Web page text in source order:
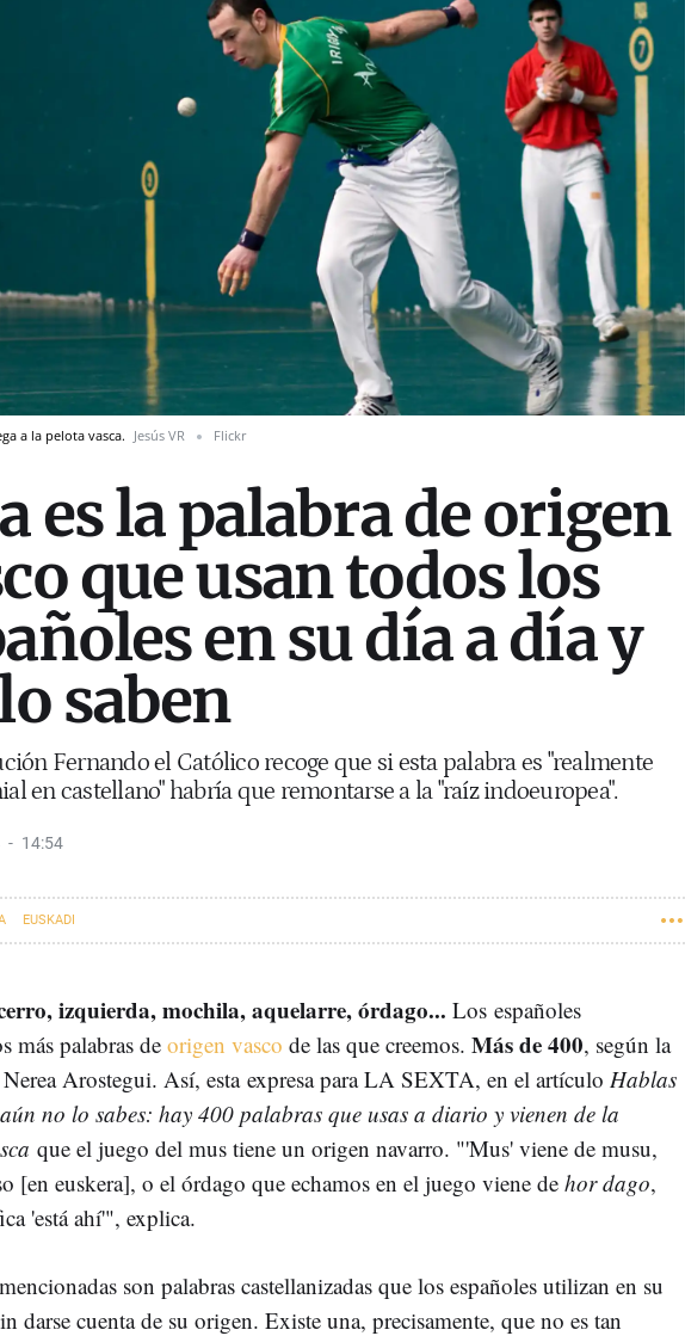
a la pelota vasca. Jesús VR
Flickr
es la palabra de origen
que usan todos los
en su día a día y
saben
Fernando el Católico recoge que si esta palabra es "realmente
en castellano" habría que remontarse a la "raíz indoeuropea".
14:54
EUSKADI
izquierda, mochila, aquelarre, órdago... Los españoles
más palabras de origen vasco de las que creemos. Más de 400, según la
Arostegui. Así, esta expresa para LA SEXTA, en el artículo Hablas
no lo sabes: hay 400 palabras que usas a diario y vienen de la
que el juego del mus tiene un origen navarro. "'Mus' viene de musu,
[en euskera], o el órdago que echamos en el juego viene de hor dago,
'está ahí'", explica.
son palabras castellanizadas que los españoles utilizan en su
darse cuenta de su origen. Existe una, precisamente, que no es tan